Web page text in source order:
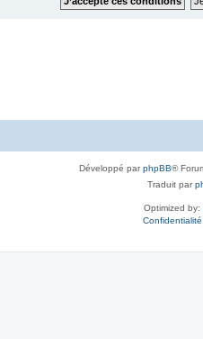
Développé parphpBB®
Traduit par
Optimized by:
Confidentialité